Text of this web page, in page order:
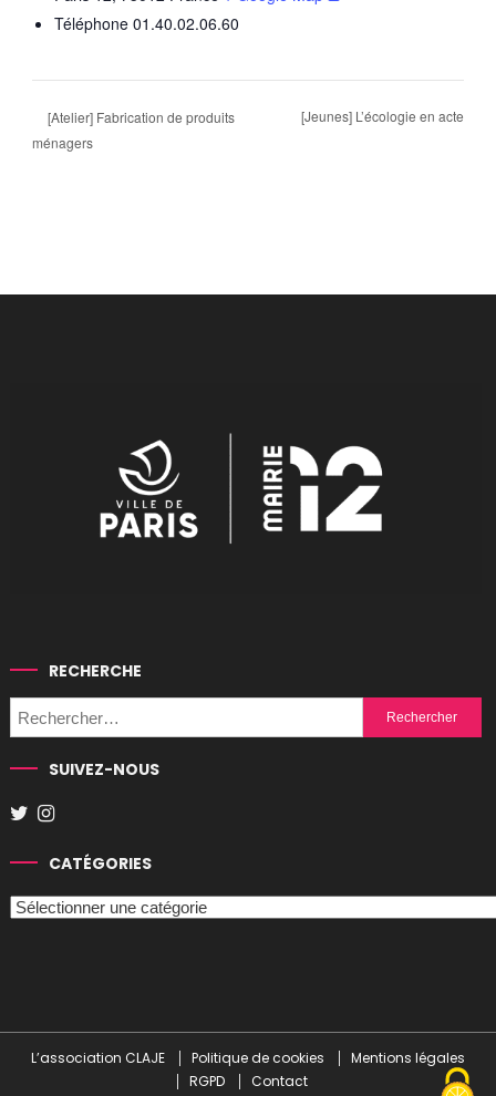
Téléphone 01.40.02.06.60
[Atelier] Fabrication de produits
ménagers
[Jeunes] L’écologie en acte
RECHERCHE
Rechercher :
SUIVEZ-NOUS
CATÉGORIES
Catégories
L’association CLAJE Politique de cookies
Mentions légales
RGPD
Contact